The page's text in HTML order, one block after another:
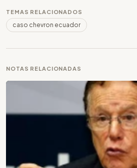
TEMAS RELACIONADOS
caso chevron ecuador
NOTAS RELACIONADAS